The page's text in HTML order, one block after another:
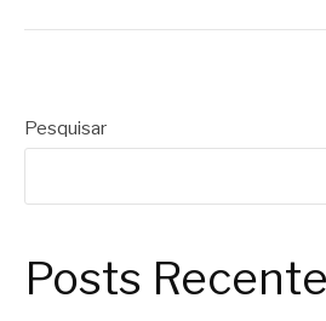
Pesquisar
Posts